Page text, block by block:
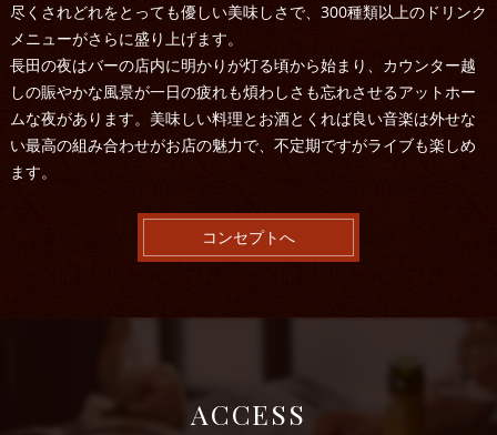
尽くされどれをとっても優しい美味しさで、300種類以上のドリンク
メニューがさらに盛り上げます。
長田の夜はバーの店内に明かりが灯る頃から始まり、カウンター越
しの賑やかな風景が一日の疲れも煩わしさも忘れさせるアットホー
ムな夜があります。美味しい料理とお酒とくれば良い音楽は外せな
い最高の組み合わせがお店の魅力で、不定期ですがライブも楽しめ
ます。
コンセプトへ
ACCESS